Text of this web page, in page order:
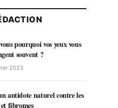
pourquoi vos yeux vous
souvent ?
2023
antidote naturel contre les
fibromes